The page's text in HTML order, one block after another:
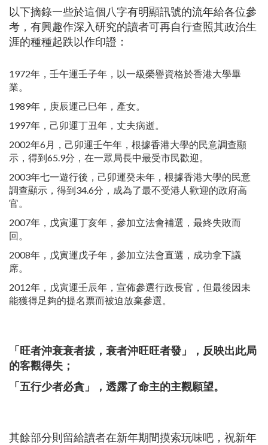
以下摘錄一些於這個八字有明顯訊號的流年給各位參
考，有興趣作深入研究的讀者可再自行查照其政治生
涯的種種起跌以作印證：
1972年，壬午運壬子年，以一級榮譽資格於香港大學畢
業。
1989年，庚辰運己巳年，產女。
1997年，己卯運丁丑年，丈夫病逝。
2002年6月，己卯運壬午年，根據香港大學的民意調查顯
示，得到65.9分，在一眾局長中最受市民歡迎。
2003年七一遊行後，己卯運癸未年，根據香港大學的民意
調查顯示，得到34.6分，成為了最不受港人歡迎的政府高
官。
2007年，戊寅運丁亥年，參加立法會補選，最終失敗而
回。
2008年，戊寅運戊子年，參加立法會直選，成功拿下議
席。
2012年，戊寅運壬辰年，宣佈參選行政長官，但最後因未
能獲得足夠的提名票而被迫放棄參選。
「旺者沖衰衰者拔，衰者沖旺旺者發」，反映出此局
的客觀得失；
「五行少者必貪 」 ，透露了命主的主觀願望。
其餘部分則留給讀者在新年期間摸索玩味吧，祝新年